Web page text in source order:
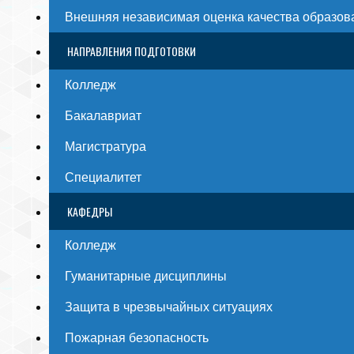
Внешняя независимая оценка качества
НАПРАВЛЕНИЯ ПОДГОТОВКИ
Колледж
Бакалавриат
Магистратура
Специалитет
КАФЕДРЫ
Колледж
Гуманитарные дисциплины
Защита в чрезвычайных ситуациях
Пожарная безопасность